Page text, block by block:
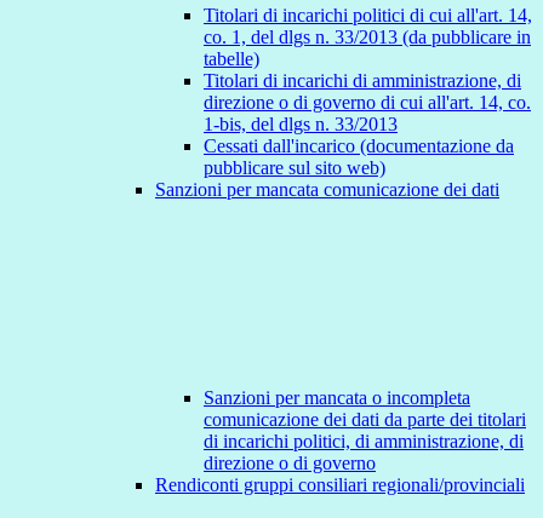
Titolari di incarichi politici di cui all'art. 14,
co. 1, del dlgs n. 33/2013 (da pubblicare in
tabelle)
Titolari di incarichi di amministrazione, di
direzione o di governo di cui all'art. 14, co.
1-bis, del dlgs n. 33/2013
Cessati dall'incarico (documentazione da
pubblicare sul sito web)
Sanzioni per mancata comunicazione dei dati
Sanzioni per mancata o incompleta
comunicazione dei dati da parte dei titolari
di incarichi politici, di amministrazione, di
direzione o di governo
Rendiconti gruppi consiliari regionali/provinciali